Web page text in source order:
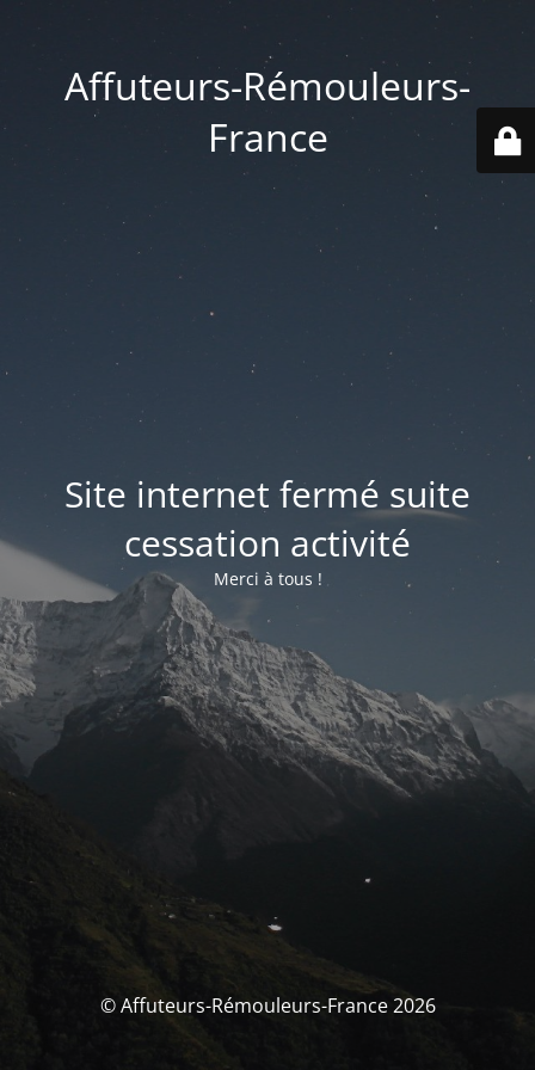
Affuteurs-Rémouleurs-
France
Site internet fermé suite
cessation activité
Merci à tous !
© Affuteurs-Rémouleurs-France 2026